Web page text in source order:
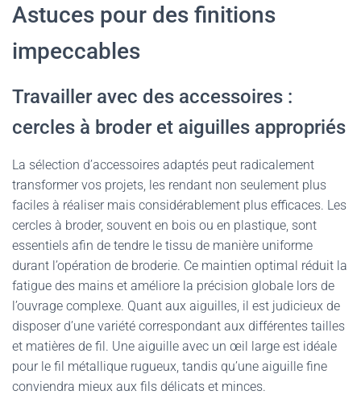
Astuces pour des finitions
impeccables
Travailler avec des accessoires :
cercles à broder et aiguilles appropriés
La sélection d’accessoires adaptés peut radicalement
transformer vos projets, les rendant non seulement plus
faciles à réaliser mais considérablement plus efficaces. Les
cercles à broder, souvent en bois ou en plastique, sont
essentiels afin de tendre le tissu de manière uniforme
durant l’opération de broderie. Ce maintien optimal réduit la
fatigue des mains et améliore la précision globale lors de
l’ouvrage complexe. Quant aux aiguilles, il est judicieux de
disposer d’une variété correspondant aux différentes tailles
et matières de fil. Une aiguille avec un œil large est idéale
pour le fil métallique rugueux, tandis qu’une aiguille fine
conviendra mieux aux fils délicats et minces.